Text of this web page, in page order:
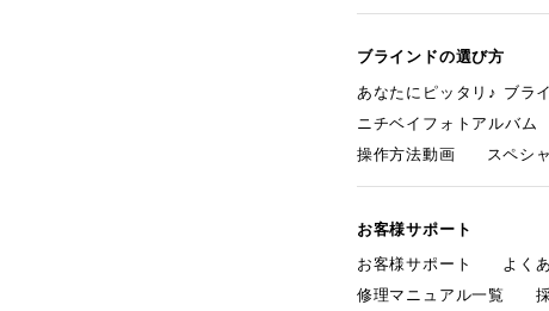
ブラインドの選び方
あなたにピッタリ♪ ブラ
ニチベイフォトアルバム
操作方法動画
スペシ
お客様サポート
お客様サポート
よく
修理マニュアル一覧